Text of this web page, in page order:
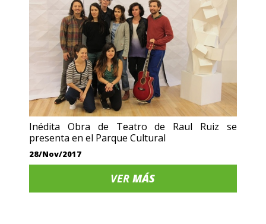
Inédita Obra de Teatro de Raul Ruiz se
presenta en el Parque Cultural
28/Nov/2017
VERMÁS